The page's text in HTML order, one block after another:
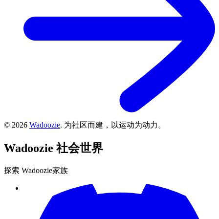
© 2026 Wadoozie. 为社区而建，以运动为动力。
Wadoozie 社会世界
探索 Wadoozie家族